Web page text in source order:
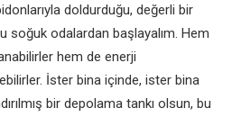
doldurduğu, değerli bir
soğuk odalardan başlayalım. Hem
hem de enerji
İster bina içinde, ister bina
bir depolama tankı olsun, bu